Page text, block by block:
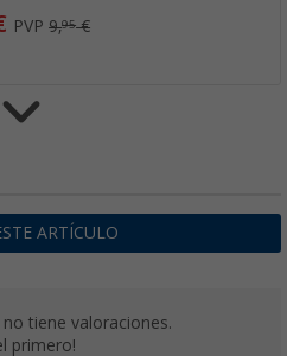
PVP9,95€
99€PVP49,
ARTÍCULO
tiene valoraciones.
primero!